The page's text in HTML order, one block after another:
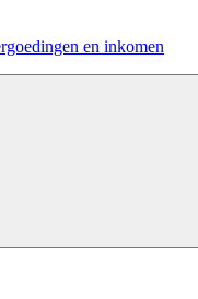
en inkomen